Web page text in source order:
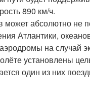
890 км/ч.
абсолютно не
Атлантики,
аэродромы на случай
установлены
один из них